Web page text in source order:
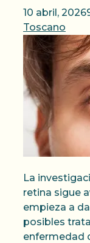
10 abril, 2026
Toscano
La
retina sigue
empieza a
posibles
enfermedad